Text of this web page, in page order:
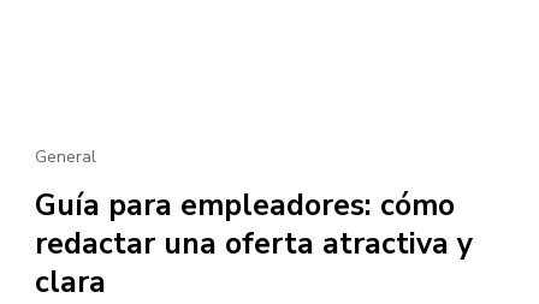
General
Guía para empleadores: cómo
redactar una oferta atractiva y
clara